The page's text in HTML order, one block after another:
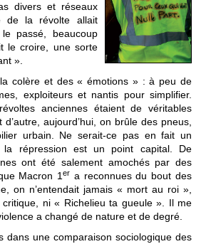
divers et réseaux
de la révolte allait
passé, beaucoup
le croire, une sorte
».
colère et des « émotions » : à peu de
exploiteurs et nantis pour simplifier.
anciennes étaient de véritables
aujourd’hui, on brûle des pneus,
urbain. Ne serait-ce pas en fait un
répression est un point capital. De
ont été salement amochés par des
Macron 1er a reconnues du bout des
on n’entendait jamais « mort au roi »,
ni « Richelieu ta gueule ». Il me
a changé de nature et de degré.
dans une comparaison sociologique des